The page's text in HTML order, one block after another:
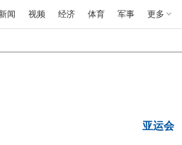
闻 视频 经济 体育 军事 更多
亚运会